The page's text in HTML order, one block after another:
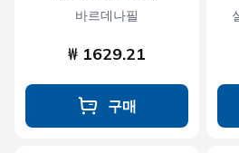
바르데나필
₩ 1629.21
구매